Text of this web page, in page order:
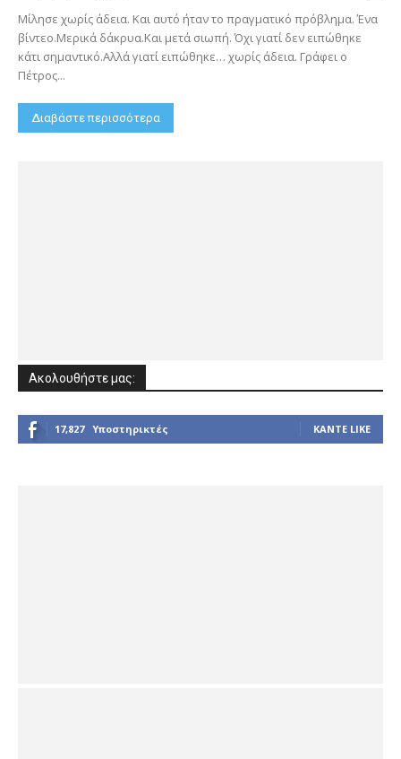
Μίλησε χωρίς άδεια. Και αυτό ήταν το πραγματικό πρόβλημα. Ένα
βίντεο.Μερικά δάκρυα.Και μετά σιωπή. Όχι γιατί δεν ειπώθηκε
κάτι σημαντικό.Αλλά γιατί ειπώθηκε… χωρίς άδεια. Γράφει ο
Πέτρος...
Διαβάστε περισσότερα
Ακολουθήστε μας:
17,827 Υποστηρικτές ΚΆΝΤΕ LIKE